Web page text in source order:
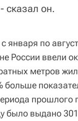
сказал он.
января по
России ввели
метров
больше
прошлого
было выдано